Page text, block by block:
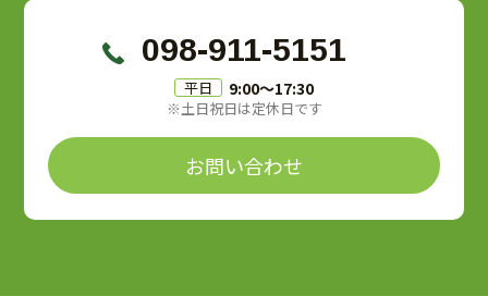
098-911-5151
平日 9:00〜17:30
※土日祝日は定休日です
お問い合わせ